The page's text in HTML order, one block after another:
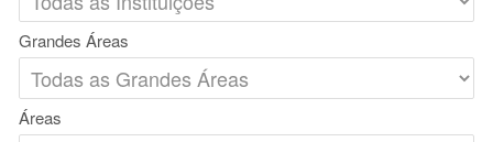
Grandes Áreas
Áreas